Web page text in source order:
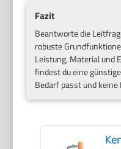
Fazit
Beantworte die
robuste
Leistung, Material und
findest du eine
Bedarf passt und